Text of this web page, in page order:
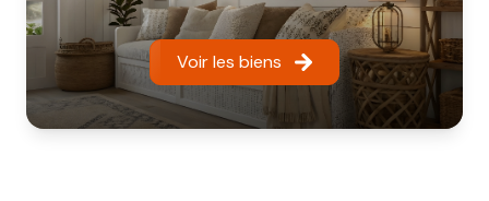
Voir les biens